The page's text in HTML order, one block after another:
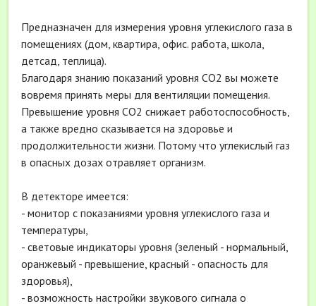
Предназначен для измерения уровня углекислого газа в
помещениях (дом, квартира, офис. работа, школа,
детсад, теплица).
Благодаря знанию показаний уровня СО2 вы можете
вовремя принять меры для вентиляции помещения.
Превышение уровня СО2 снижает работоспособность,
а также вредно сказывается на здоровье и
продолжительности жизни. Потому что углекислый газ
в опасных дозах отравляет организм.
В детекторе имеется:
- монитор с показаниями уровня углекислого газа и
температуры,
- световые индикаторы уровня (зеленый - нормальный,
оранжевый - превышение, красный - опасность для
здоровья),
- возможность настройки звукового сигнала о